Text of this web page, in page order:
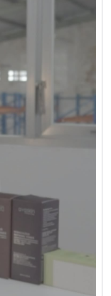
AVOSKIN kini
kebutuhan
Bangga
akun Youtube